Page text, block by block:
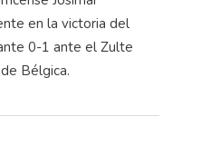
en la victoria del
0-1 ante el Zulte
Bélgica.